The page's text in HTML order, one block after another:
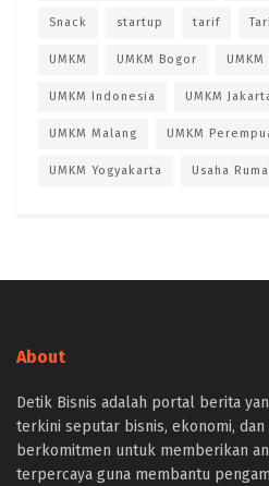
Snack startup tarif
UMKM UMKM Bogor
UMKM Indonesia UMKM
UMKM Malang UMKM
UMKM Yogyakarta Usaha
About
Detik Bisnis adalah portal berita
terkini seputar bisnis, ekonomi, dan
berkomitmen untuk memberikan
terpercaya guna membantu